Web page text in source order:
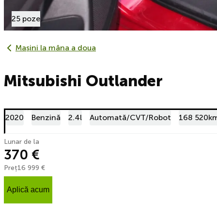
25 poze
Mașini la mâna a doua
Mitsubishi Outlander
2020 Benzină 2.4l Automată/CVT/Robot 168
Lunar de la
370 €
Preț16 999 €
Aplică acum